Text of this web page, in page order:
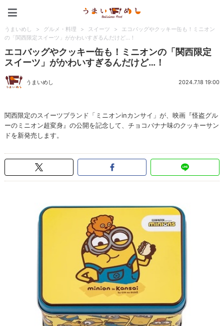
うまいめし > グルメ・料理 > スイーツ >
エコバッグやクッキー缶も！ミニオン
の「関西限定スイーツ」がかわいすぎるんだけど…！
エコバッグやクッキー缶も！ミニオンの「関西限定
スイーツ」がかわいすぎるんだけど…！
うまいめし 2024.7.18 19:00
関西限定のスイーツブランド「ミニオンinカンサイ」が、映画『怪盗グル
ーのミニオン超変身』の公開を記念して、チョコバナナ味のクッキーサン
ドを新発売します。